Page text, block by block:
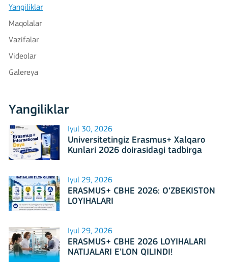
Yangiliklar
Maqolalar
Vazifalar
Videolar
Galereya
Yangiliklar
Iyul 30, 2026
Universitetingiz Erasmus+ Xalqaro
Kunlari 2026 doirasidagi tadbirga
Iyul 29, 2026
ERASMUS+ CBHE 2026: O‘ZBEKISTON
LOYIHALARI
Iyul 29, 2026
ERASMUS+ CBHE 2026 LOYIHALARI
NATIJALARI E'LON QILINDI!